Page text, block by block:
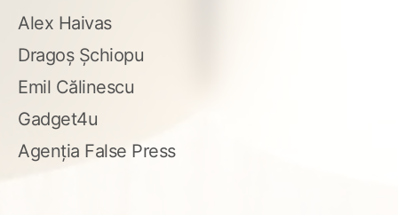
Alex Haivas
Dragoș Șchiopu
Emil Călinescu
Gadget4u
Agenția False Press